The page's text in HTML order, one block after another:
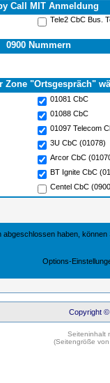
Call MIT Anmeldung
Tele2 CbC Bus.
0900 Nummern
Zone "Ortsgespräch"
01081 CbC
01088 CbC
01097 Telecom
3U CbC (01078)
Arcor CbC
BT Ignite CbC
Centel CbC
abgeschlossen haben, können
Options-
Copyright ©
Seiteninhalt
(Seitengröße